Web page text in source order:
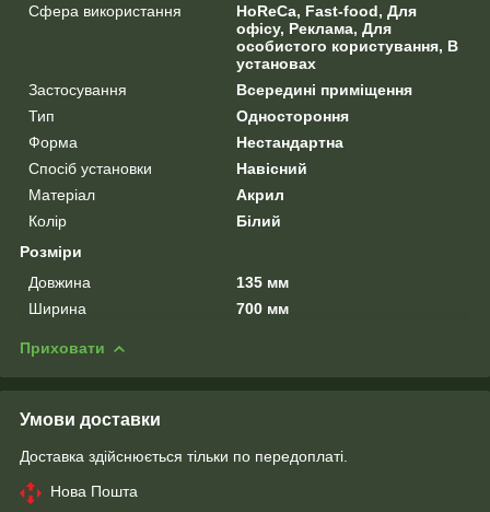
Сфера використання
HoReCa, Fast-food, Для
офісу, Реклама, Для
особистого користування, В
установах
Застосування
Всередині приміщення
Тип
Одностороння
Форма
Нестандартна
Спосіб установки
Навісний
Матеріал
Акрил
Колір
Білий
Розміри
Довжина
135 мм
Ширина
700 мм
Приховати
Умови доставки
Доставка здійснюється тільки по передоплаті.
Нова Пошта